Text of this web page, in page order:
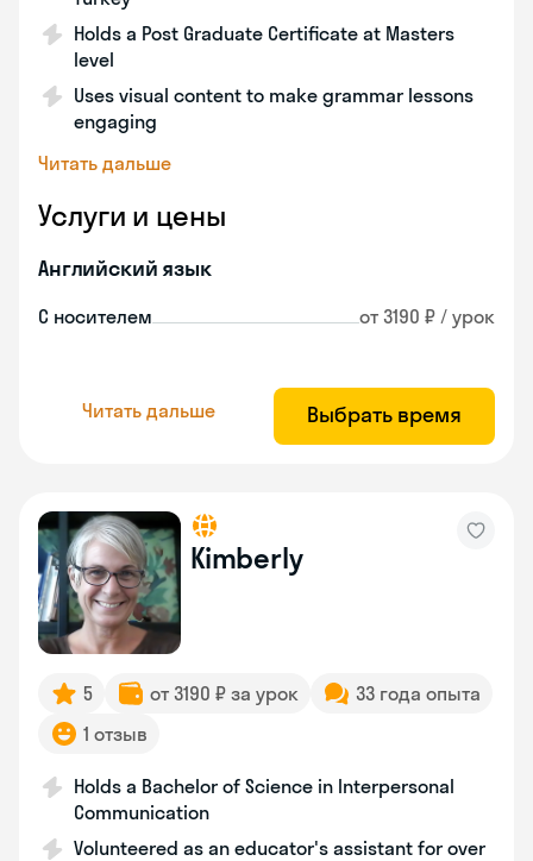
Holds a Post Graduate Certificate at Masters
level
Uses visual content to make grammar lessons
engaging
Читать дальше
Услуги и цены
Английский язык
С носителем от 3190 ₽ / урок
Читать дальше Выбрать время
Kimberly
5 от 3190 ₽ за урок
33 года опыта
1 отзыв
Holds a Bachelor of Science in Interpersonal
Communication
Volunteered as an educator's assistant for over